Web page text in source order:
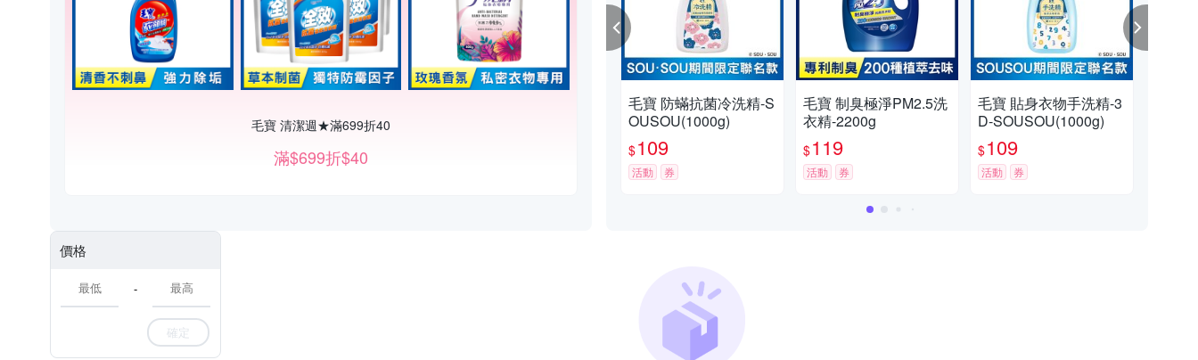
毛寶 清潔週★滿699折40
滿$699折$40
毛寶 防蟎抗菌冷洗精-S
OUSOU(1000g)
$109
活動 券
毛寶 制臭極淨PM2.5洗
衣精-2200g
$119
活動 券
毛寶 貼身衣物手洗精-3
D-SOUSOU(1000g)
$109
活動 券
價格
-
確定